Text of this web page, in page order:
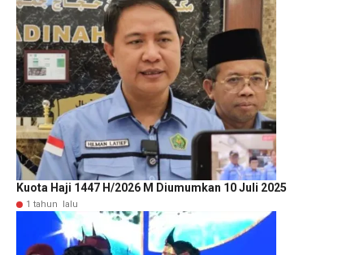
Kuota Haji 1447 H/2026 M Diumumkan 10 Juli 2025
1 tahun lalu